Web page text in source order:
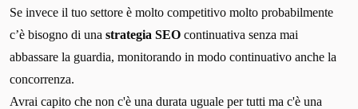
Se invece il tuo settore è molto competitivo molto probabilmente
c’è bisogno di una strategia SEO continuativa senza mai
abbassare la guardia, monitorando in modo continuativo anche la
concorrenza.
Avrai capito che non c'è una durata uguale per tutti ma c'è una